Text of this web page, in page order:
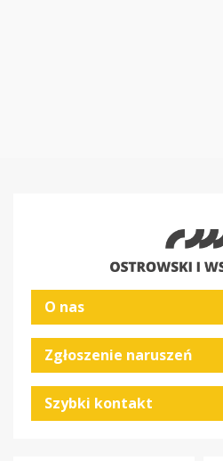
O nas
Zgłoszenie naruszeń
Szybki kontakt